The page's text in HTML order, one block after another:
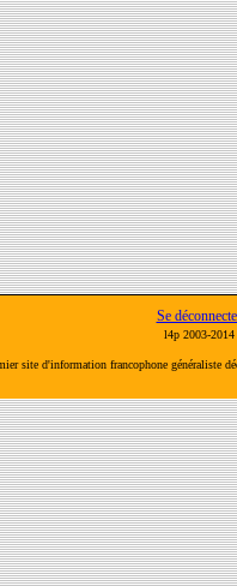
Se
l4p 2003-
site d'information francophone généraliste